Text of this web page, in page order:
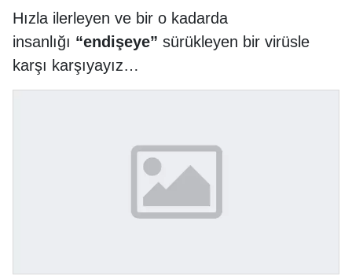
Hızla ilerleyen ve bir o kadarda
insanlığı “endişeye” sürükleyen bir virüsle
karşı karşıyayız…